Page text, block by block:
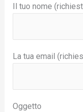
Il tuo nome
La tua email
Oggetto